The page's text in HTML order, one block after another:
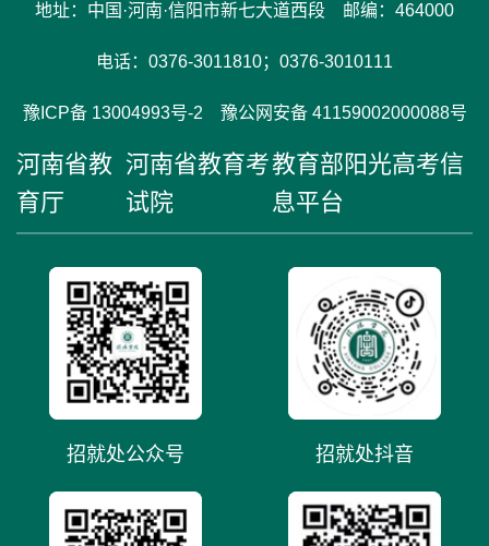
地址：中国·河南·信阳市新七大道西段 邮编：464000
电话：0376-3011810；0376-3010111
豫ICP备 13004993号-2 豫公网安备 41159002000088号
河南省教
育厅
河南省教育考
试院
教育部阳光高考信
息平台
招就处公众号 招就处抖音